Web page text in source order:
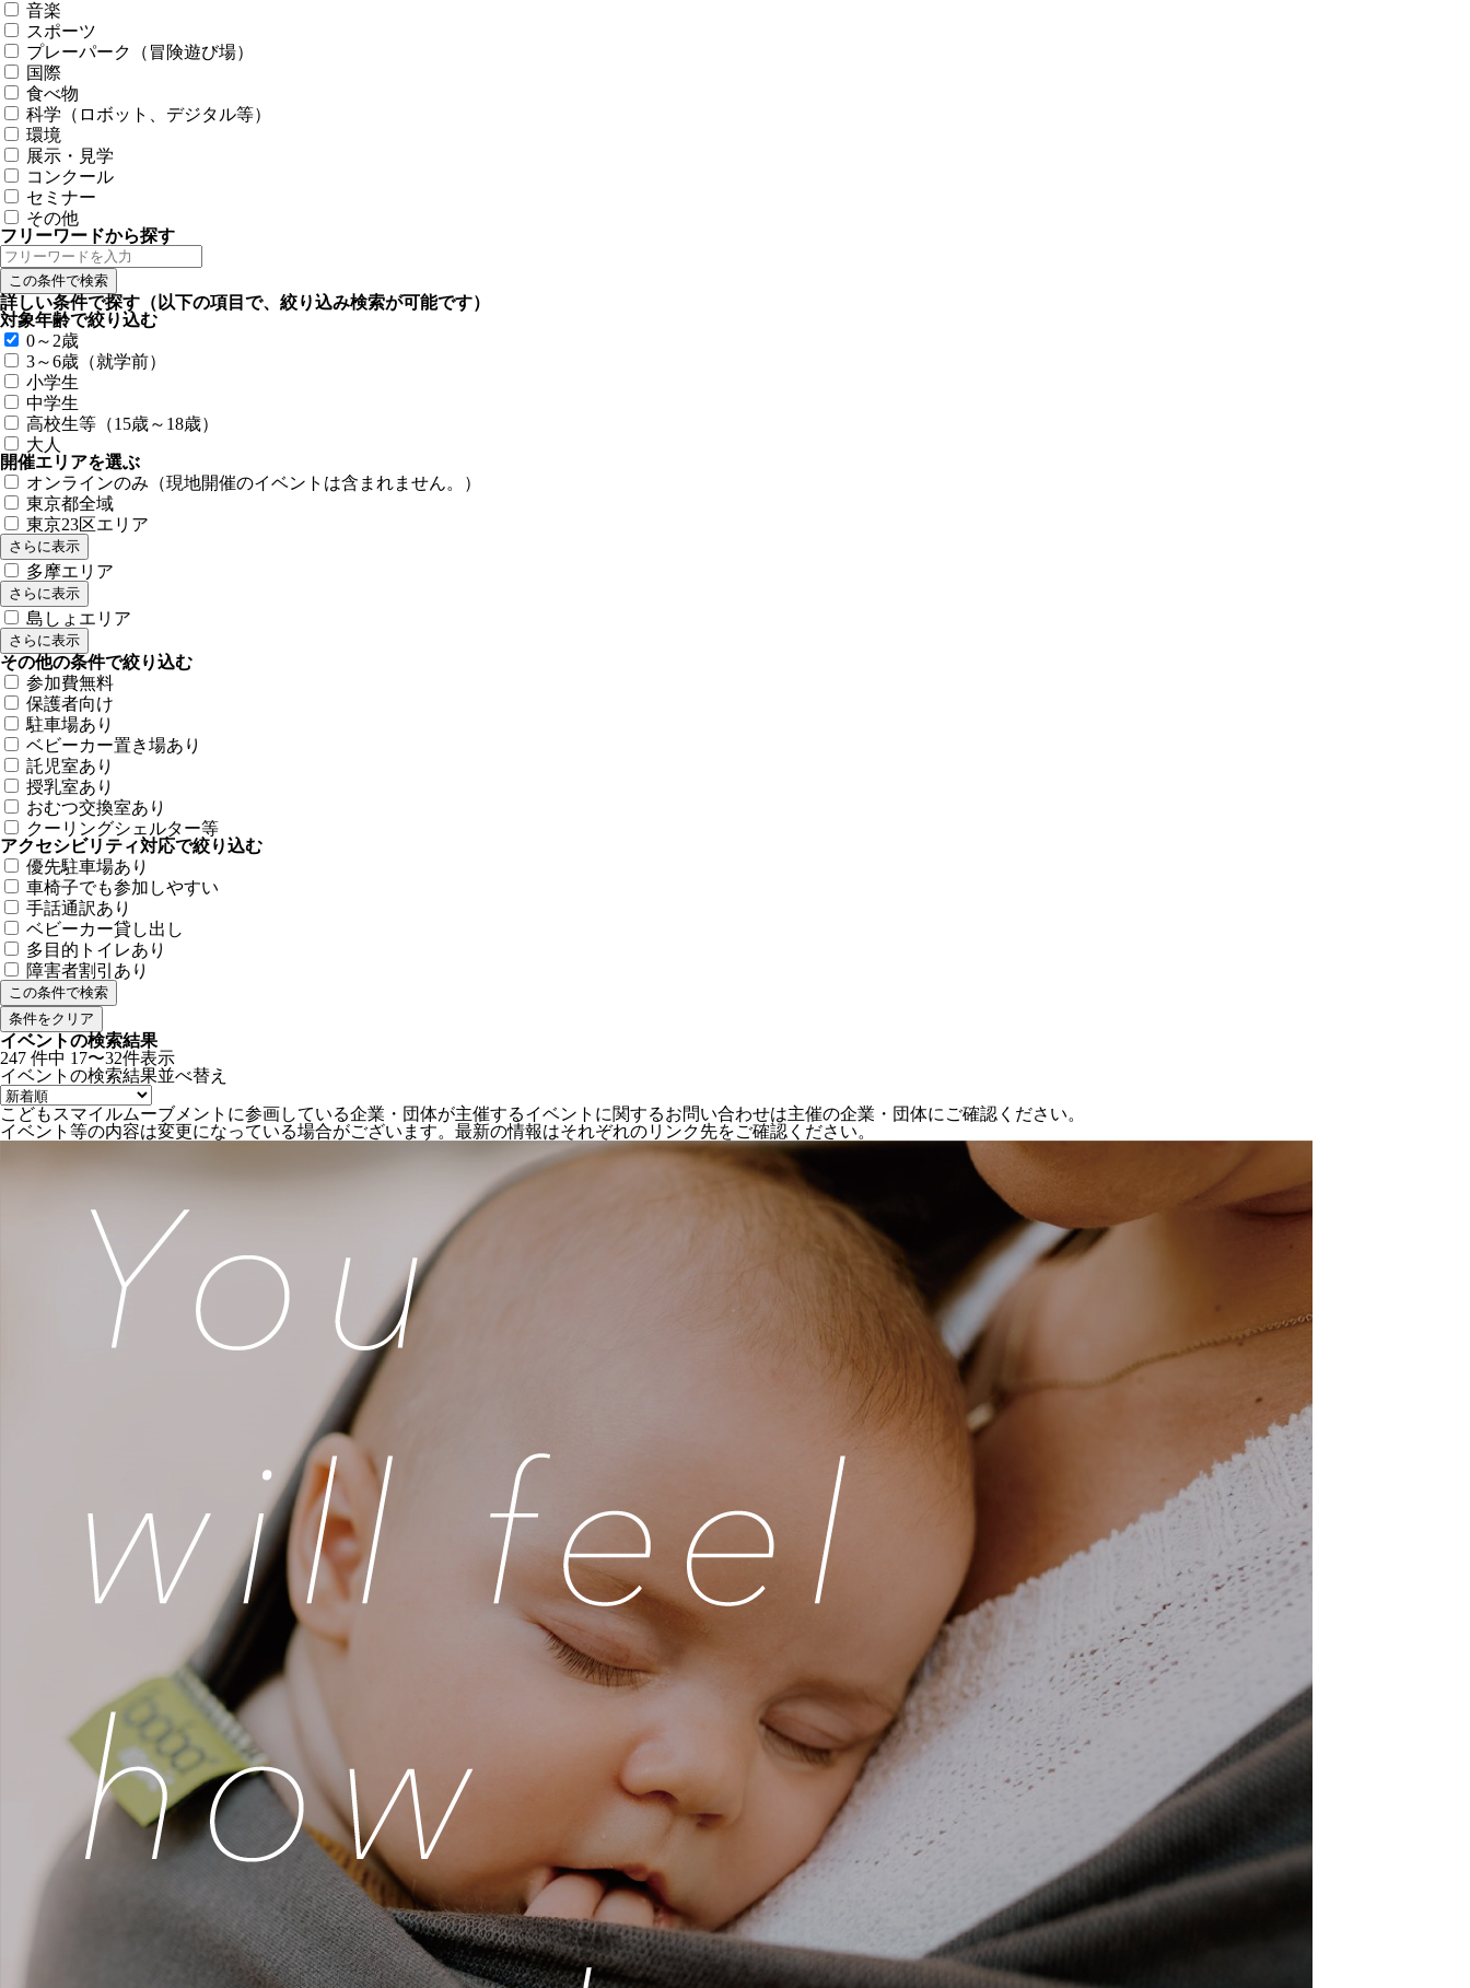
音楽
スポーツ
プレーパーク（冒険遊び場）
国際
食べ物
科学（ロボット、デジタル等）
環境
展示・見学
コンクール
セミナー
その他
フリーワードから探す
詳しい条件で探す （以下の項目で、絞り込み検索が可能です）
対象年齢で絞り込む
0～2歳
3～6歳（就学前）
小学生
中学生
高校生等（15歳～18歳）
大人
開催エリアを選ぶ
オンラインのみ（現地開催のイベントは含まれません。）
東京都全域
東京23区エリア
さらに表示
多摩エリア
さらに表示
島しょエリア
さらに表示
その他の条件で絞り込む
参加費無料
保護者向け
駐車場あり
ベビーカー置き場あり
託児室あり
授乳室あり
おむつ交換室あり
クーリングシェルター等
アクセシビリティ対応で絞り込む
優先駐車場あり
車椅子でも参加しやすい
手話通訳あり
ベビーカー貸し出し
多目的トイレあり
障害者割引あり
条件をクリア
イベントの検索結果
247 件中 17〜32件表示
イベントの検索結果並べ替え
こどもスマイルムーブメントに参画している企業・団体が主催するイベントに関するお問い合わせは主催の企業・団体にご確認ください。
イベント等の内容は変更になっている場合がございます。最新の情報はそれぞれのリンク先をご確認ください。